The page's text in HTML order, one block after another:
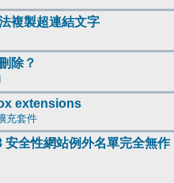
複製超連結文字
除？
extensions
充套件
安全性網站例外名單完全無作